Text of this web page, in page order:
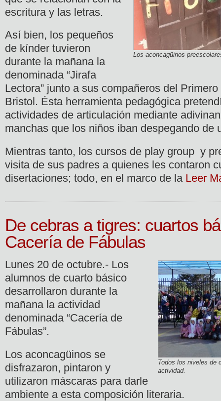
Los aconcagüinos
escritura y las letras.
Así bien, los pequeños
de kínder tuvieron
durante la mañana la
denominada “Jirafa
Lectora” junto a sus compañeros del
Bristol. Ésta herramienta pedagógica
actividades de articulación mediante
manchas que los niños iban despegando de
Mientras tanto, los cursos de play group y
visita de sus padres a quienes les contaron
disertaciones; todo, en el marco de la Leer
De cebras a tigres: cuartos
Cacería de Fábulas
Todos los niveles de
actividad.
Lunes 20 de octubre.- Los
alumnos de cuarto básico
desarrollaron durante la
mañana la actividad
denominada “Cacería de
Fábulas”.
Los aconcagüinos se
disfrazaron, pintaron y
utilizaron máscaras para darle
ambiente a esta composición literaria.